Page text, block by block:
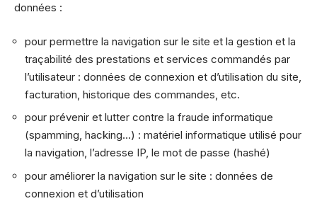
données :
pour permettre la navigation sur le site et la gestion et la
traçabilité des prestations et services commandés par
l’utilisateur : données de connexion et d’utilisation du site,
facturation, historique des commandes, etc.
pour prévenir et lutter contre la fraude informatique
(spamming, hacking…) : matériel informatique utilisé pour
la navigation, l’adresse IP, le mot de passe (hashé)
pour améliorer la navigation sur le site : données de
connexion et d’utilisation